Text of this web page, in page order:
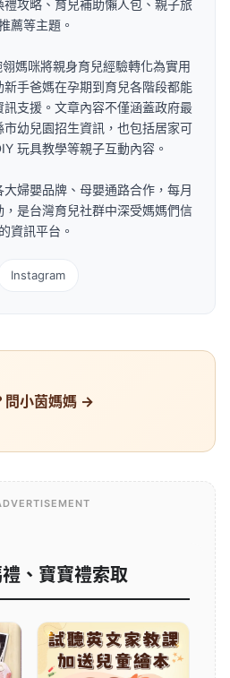
攻略、育兒補助懶人包、親子旅
薦等主題。
媽咪將親身育兒經驗轉化為實用
手爸媽在孕期到育兒各階段都能
支援。文章內容不僅涵蓋政府最
幼兒園招生資訊，也包括居家可
玩具教學等親子互動內容。
大婦嬰品牌、母嬰通路合作，每月
是台灣育兒社群中深受媽媽們信
資訊平台。
Instagram
問小茵媽媽 →
、寶寶禮索取